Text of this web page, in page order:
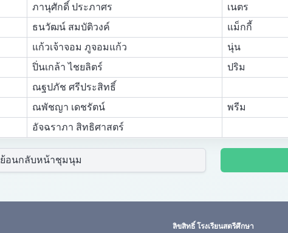
ภานุศักดิ์ ประภาศร เนตร
ธนวัฒน์ สมบัติวงค์ แม็กกี้
แก้วเจ้าจอม ภูจอมแก้ว นุ่น
ปิ่นเกล้า ไชยลิตร์ ปริม
ณฐปภัช ศรีประสิทธิ์
ณพัชญา เดชรัตน์ พรีม
อัจฉราภา สิทธิศาสตร์
ย้อนกลับหน้าชุมนุม
ลิขสิทธิ์ โรงเรียนสตรีศึกษา